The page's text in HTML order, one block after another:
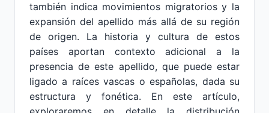
también indica movimientos migratorios y la
expansión del apellido más allá de su región
de origen. La historia y cultura de estos
países aportan contexto adicional a la
presencia de este apellido, que puede estar
ligado a raíces vascas o españolas, dada su
estructura y fonética. En este artículo,